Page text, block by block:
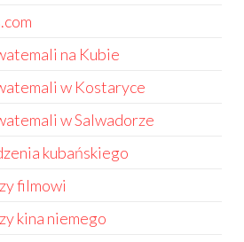
na Kubie
w Kostaryce
w Salwadorze
kubańskiego
filmowi
kina niemego